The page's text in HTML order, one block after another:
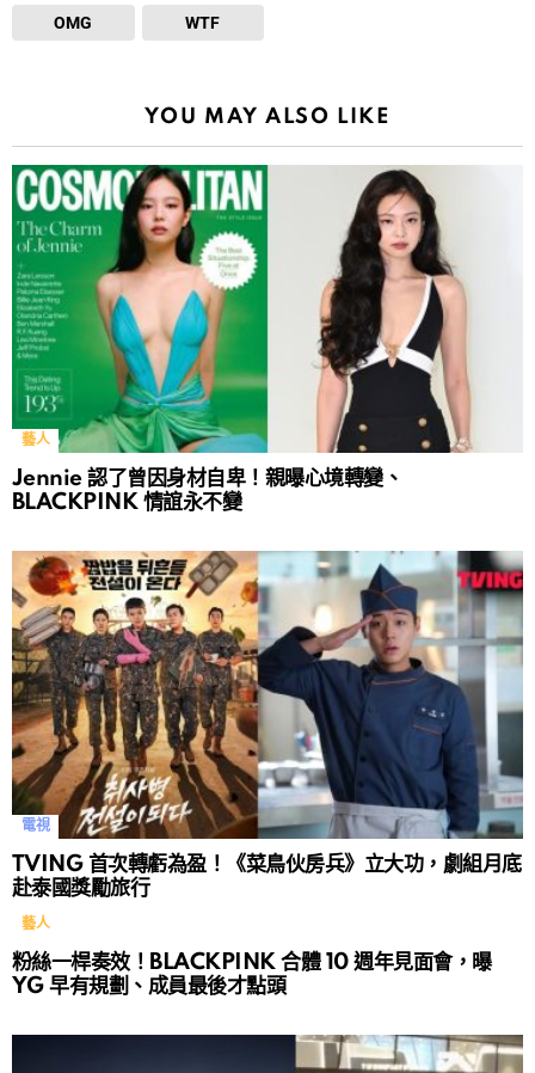
OMG WTF
YOU MAY ALSO LIKE
藝人
Jennie 認了曾因身材自卑！親曝心境轉變、
BLACKPINK 情誼永不變
電視
TVING 首次轉虧為盈！《菜鳥伙房兵》立大功，劇組月底
赴泰國獎勵旅行
藝人
粉絲一桿奏效！BLACKPINK 合體 10 週年見面會，曝
YG 早有規劃、成員最後才點頭